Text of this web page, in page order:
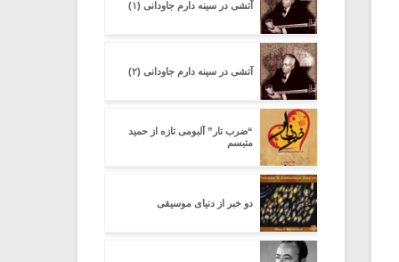
آتشی در سینه دارم جاودانی (۱)
آتشی در سینه دارم جاودانی (۲)
“ضرب تار” آلبومی تازه از حمید
متبسم
دو خبر از دنیای موسیقی